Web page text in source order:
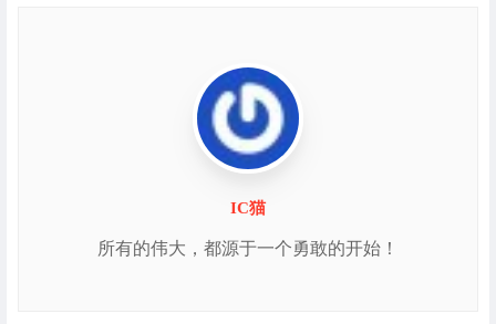
IC猫
所有的伟大，都源于一个勇敢的开始！